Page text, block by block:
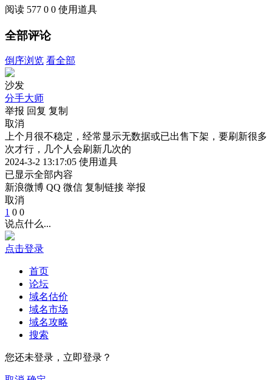
阅读 577 0 0 使用道具
全部评论
倒序浏览 看全部
沙发
分手大师
举报 回复 复制
取消
上个月很不稳定，经常显示无数据或已出售下架，要刷新很多
次才行，几个人会刷新几次的
2024-3-2 13:17:05 使用道具
已显示全部内容
新浪微博 QQ 微信 复制链接 举报
取消
1 0 0
说点什么...
点击登录
首页
论坛
域名估价
域名市场
域名攻略
搜索
您还未登录，立即登录？